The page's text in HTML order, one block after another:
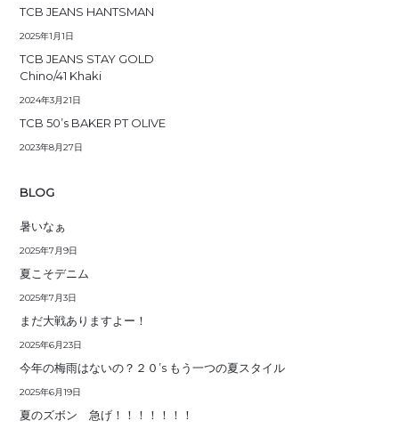
TCB JEANS HANTSMAN
2025年1月1日
TCB JEANS STAY GOLD
Chino/41 Khaki
2024年3月21日
TCB 50’s BAKER PT OLIVE
2023年8月27日
BLOG
暑いなぁ
2025年7月9日
夏こそデニム
2025年7月3日
まだ大戦ありますよー！
2025年6月23日
今年の梅雨はないの？２０’s もう一つの夏スタイル
2025年6月19日
夏のズボン 急げ！！！！！！！